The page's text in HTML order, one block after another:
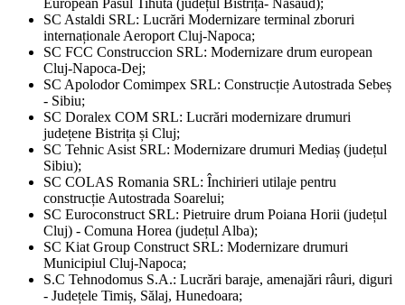
European Pasul Tihuta (județul Bistrița- Năsăud);
SC Astaldi SRL: Lucrări Modernizare terminal zboruri
internaționale Aeroport Cluj-Napoca;
SC FCC Construccion SRL: Modernizare drum european
Cluj-Napoca-Dej;
SC Apolodor Comimpex SRL: Construcție Autostrada Sebeș
- Sibiu;
SC Doralex COM SRL: Lucrări modernizare drumuri
județene Bistrița și Cluj;
SC Tehnic Asist SRL: Modernizare drumuri Mediaș (județul
Sibiu);
SC COLAS Romania SRL: Închirieri utilaje pentru
construcție Autostrada Soarelui;
SC Euroconstruct SRL: Pietruire drum Poiana Horii (județul
Cluj) - Comuna Horea (județul Alba);
SC Kiat Group Construct SRL: Modernizare drumuri
Municipiul Cluj-Napoca;
S.C Tehnodomus S.A.: Lucrări baraje, amenajări râuri, diguri
- Județele Timiș, Sălaj, Hunedoara;